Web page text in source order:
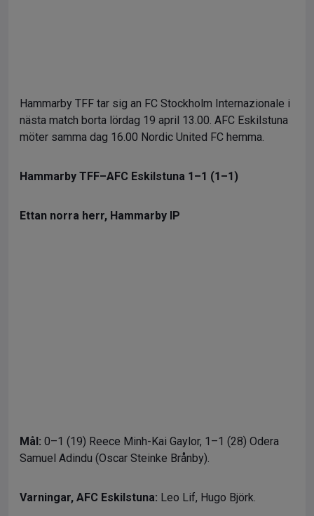
Hammarby TFF tar sig an FC Stockholm Internazionale i
nästa match borta lördag 19 april 13.00. AFC Eskilstuna
möter samma dag 16.00 Nordic United FC hemma.
Hammarby TFF–AFC Eskilstuna 1–1 (1–1)
Ettan norra herr, Hammarby IP
Mål: 0–1 (19) Reece Minh-Kai Gaylor, 1–1 (28) Odera
Samuel Adindu (Oscar Steinke Brånby).
Varningar, AFC Eskilstuna: Leo Lif, Hugo Björk.